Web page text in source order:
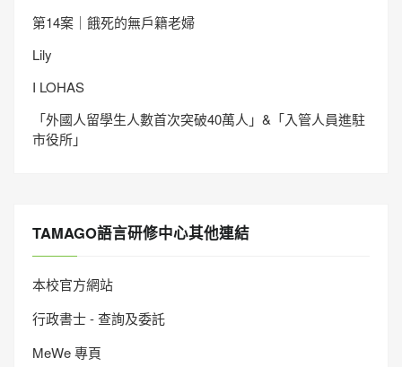
第14案｜餓死的無戶籍老婦
Lily
I LOHAS
「外國人留學生人數首次突破40萬人」&「入管人員進駐
市役所」
TAMAGO語言研修中心其他連結
本校官方網站
行政書士 - 查詢及委託
MeWe 專頁